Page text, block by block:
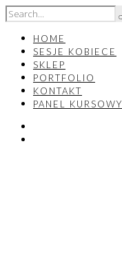
HOME
SESJE KOBIECE
SKLEP
PORTFOLIO
KONTAKT
PANEL KURSOWY